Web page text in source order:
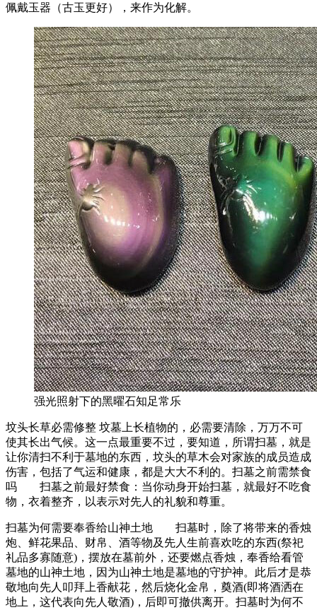
佩戴玉器（古玉更好），来作为化解。
强光照射下的黑曜石知足常乐
坟头长草必需修整 坟墓上长植物的，必需要清除，万万不可
使其长出气候。这一点最重要不过，要知道，所谓扫墓，就是
让你清扫不利于墓地的东西，坟头的草木会对家族的成员造成
伤害，包括了气运和健康，都是大大不利的。扫墓之前需禁食
吗 扫墓之前最好禁食：当你动身开始扫墓，就最好不吃食
物，衣着整齐，以表示对先人的礼貌和尊重。
扫墓为何需要奉香给山神土地 扫墓时，除了将带来的香烛
炮、鲜花果品、财帛、酒等物及先人生前喜欢吃的东西(祭祀
礼品多寡随意)，摆放在墓前外，还要燃点香烛，奉香给看管
墓地的山神土地，因为山神土地是墓地的守护神。此后才是恭
敬地向先人叩拜上香献花，然后烧化金帛，奠酒(即将酒洒在
地上，这代表向先人敬酒)，后即可撤供离开。扫墓时为何不